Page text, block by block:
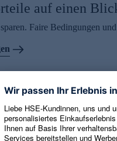
auf einen
Faire Bedingungen
€ Gutschein erhalten
abonnieren und aktuelle
Mail erhalten. Als